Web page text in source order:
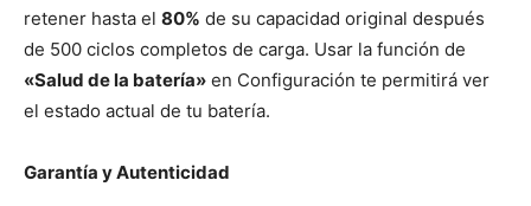
retener hasta el 80% de su capacidad original después
de 500 ciclos completos de carga. Usar la función de
«Salud de la batería» en Configuración te permitirá ver
el estado actual de tu batería.
Garantía y Autenticidad